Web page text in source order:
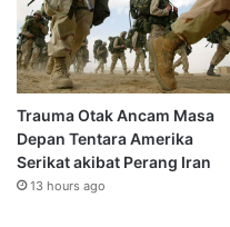
Trauma Otak Ancam Masa
Depan Tentara Amerika
Serikat akibat Perang Iran
13 hours ago